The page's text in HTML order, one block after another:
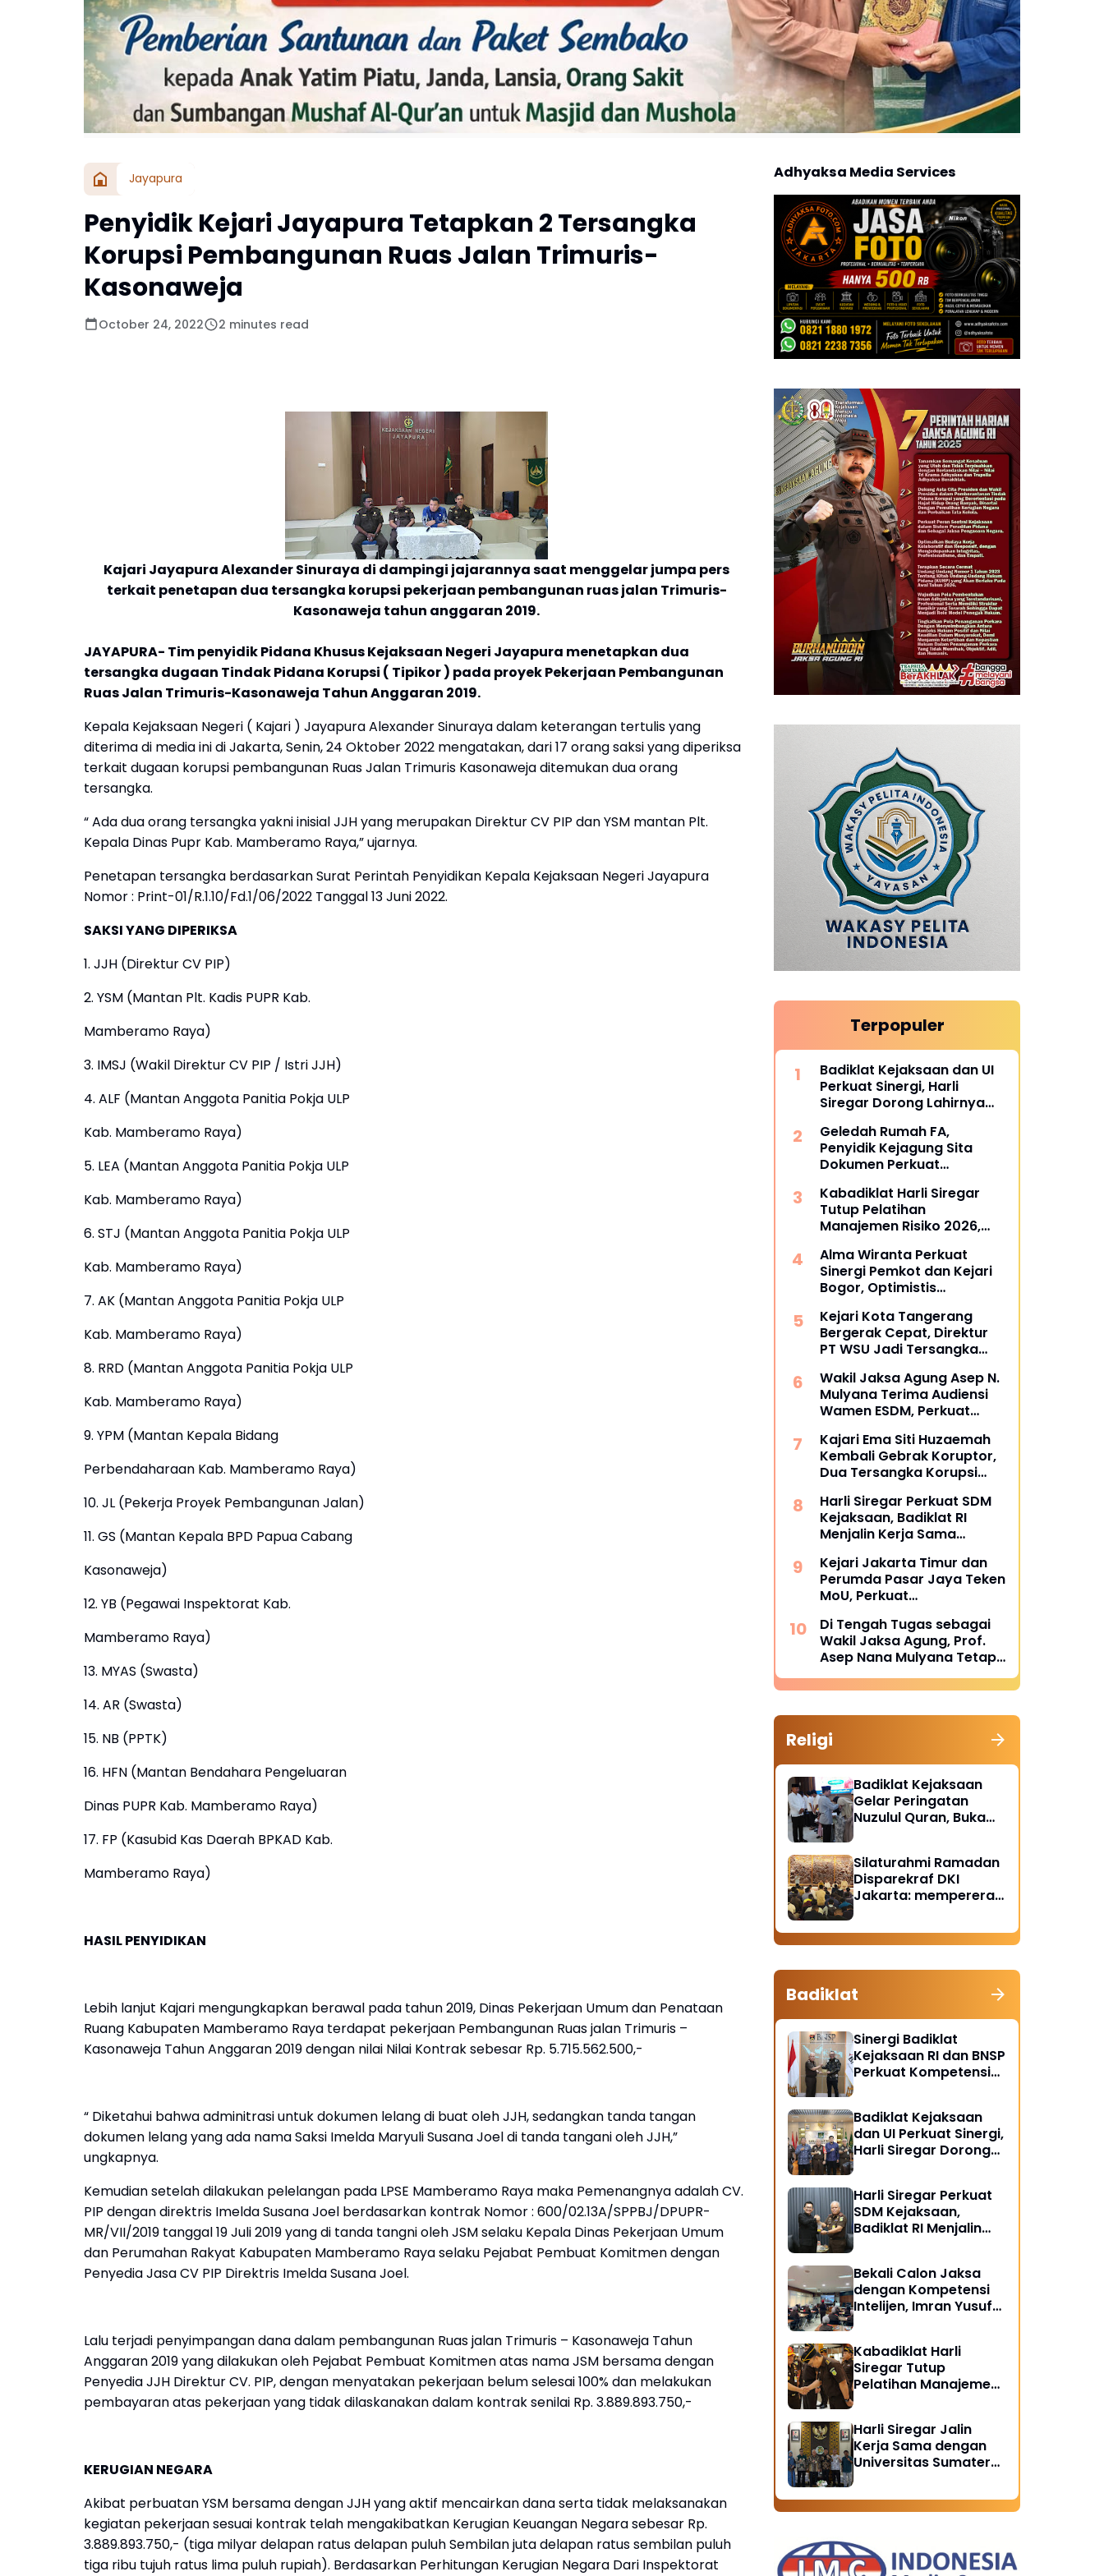
Jayapura
Penyidik Kejari Jayapura Tetapkan 2 Tersangka
Korupsi Pembangunan Ruas Jalan Trimuris-
Kasonaweja
October 24, 2022 2 minutes read
Kajari Jayapura Alexander Sinuraya di dampingi jajarannya saat menggelar jumpa pers
terkait penetapan dua tersangka korupsi pekerjaan pembangunan ruas jalan Trimuris-
Kasonaweja tahun anggaran 2019.
JAYAPURA- Tim penyidik Pidana Khusus Kejaksaan Negeri Jayapura menetapkan dua
tersangka dugaan Tindak Pidana Korupsi ( Tipikor ) pada proyek Pekerjaan Pembangunan
Ruas Jalan Trimuris-Kasonaweja Tahun Anggaran 2019.
Kepala Kejaksaan Negeri ( Kajari ) Jayapura Alexander Sinuraya dalam keterangan tertulis yang
diterima di media ini di Jakarta, Senin, 24 Oktober 2022 mengatakan, dari 17 orang saksi yang diperiksa
terkait dugaan korupsi pembangunan Ruas Jalan Trimuris Kasonaweja ditemukan dua orang
tersangka.
“ Ada dua orang tersangka yakni inisial JJH yang merupakan Direktur CV PIP dan YSM mantan Plt.
Kepala Dinas Pupr Kab. Mamberamo Raya,” ujarnya.
Penetapan tersangka berdasarkan Surat Perintah Penyidikan Kepala Kejaksaan Negeri Jayapura
Nomor : Print-01/R.1.10/Fd.1/06/2022 Tanggal 13 Juni 2022.
SAKSI YANG DIPERIKSA
1. JJH (Direktur CV PIP)
2. YSM (Mantan Plt. Kadis PUPR Kab.
Mamberamo Raya)
3. IMSJ (Wakil Direktur CV PIP / Istri JJH)
4. ALF (Mantan Anggota Panitia Pokja ULP
Kab. Mamberamo Raya)
5. LEA (Mantan Anggota Panitia Pokja ULP
Kab. Mamberamo Raya)
6. STJ (Mantan Anggota Panitia Pokja ULP
Kab. Mamberamo Raya)
7. AK (Mantan Anggota Panitia Pokja ULP
Kab. Mamberamo Raya)
8. RRD (Mantan Anggota Panitia Pokja ULP
Kab. Mamberamo Raya)
9. YPM (Mantan Kepala Bidang
Perbendaharaan Kab. Mamberamo Raya)
10. JL (Pekerja Proyek Pembangunan Jalan)
11. GS (Mantan Kepala BPD Papua Cabang
Kasonaweja)
12. YB (Pegawai Inspektorat Kab.
Mamberamo Raya)
13. MYAS (Swasta)
14. AR (Swasta)
15. NB (PPTK)
16. HFN (Mantan Bendahara Pengeluaran
Dinas PUPR Kab. Mamberamo Raya)
17. FP (Kasubid Kas Daerah BPKAD Kab.
Mamberamo Raya)
HASIL PENYIDIKAN
Lebih lanjut Kajari mengungkapkan berawal pada tahun 2019, Dinas Pekerjaan Umum dan Penataan
Ruang Kabupaten Mamberamo Raya terdapat pekerjaan Pembangunan Ruas jalan Trimuris –
Kasonaweja Tahun Anggaran 2019 dengan nilai Nilai Kontrak sebesar Rp. 5.715.562.500,-
“ Diketahui bahwa adminitrasi untuk dokumen lelang di buat oleh JJH, sedangkan tanda tangan
dokumen lelang yang ada nama Saksi Imelda Maryuli Susana Joel di tanda tangani oleh JJH,”
ungkapnya.
Kemudian setelah dilakukan pelelangan pada LPSE Mamberamo Raya maka Pemenangnya adalah CV.
PIP dengan direktris Imelda Susana Joel berdasarkan kontrak Nomor : 600/02.13A/SPPBJ/DPUPR-
MR/VII/2019 tanggal 19 Juli 2019 yang di tanda tangni oleh JSM selaku Kepala Dinas Pekerjaan Umum
dan Perumahan Rakyat Kabupaten Mamberamo Raya selaku Pejabat Pembuat Komitmen dengan
Penyedia Jasa CV PIP Direktris Imelda Susana Joel.
Lalu terjadi penyimpangan dana dalam pembangunan Ruas jalan Trimuris – Kasonaweja Tahun
Anggaran 2019 yang dilakukan oleh Pejabat Pembuat Komitmen atas nama JSM bersama dengan
Penyedia JJH Direktur CV. PIP, dengan menyatakan pekerjaan belum selesai 100% dan melakukan
pembayaran atas pekerjaan yang tidak dilaskanakan dalam kontrak senilai Rp. 3.889.893.750,-
KERUGIAN NEGARA
Akibat perbuatan YSM bersama dengan JJH yang aktif mencairkan dana serta tidak melaksanakan
kegiatan pekerjaan sesuai kontrak telah mengakibatkan Kerugian Keuangan Negarasebesar Rp.
3.889.893.750,- (tiga milyar delapan ratus delapan puluh Sembilan juta delapan ratus sembilan puluh
tiga ribu tujuh ratus lima puluh rupiah). Berdasarkan Perhitungan Kerugian Negara Dari Inspektorat
Adhyaksa Media Services
Terpopuler
Badiklat Kejaksaan dan UI
Perkuat Sinergi, Harli
Siregar Dorong Lahirnya
Kejaksaan
Geledah Rumah FA,
Penyidik Kejagung Sita
Dokumen Perkuat
Kabadiklat Harli Siregar
Tutup Pelatihan
Manajemen Risiko 2026,
Agen Perubahan di Seluruh
Satker Kejaksaan
Alma Wiranta Perkuat
Sinergi Pemkot dan Kejari
Bogor, Optimistis
Perdata Tanpa Rugikan
Daerah
Kejari Kota Tangerang
Bergerak Cepat, Direktur
PT WSU Jadi Tersangka
Operasional Boeing 737-
300
Wakil Jaksa Agung Asep N.
Mulyana Terima Audiensi
Wamen ESDM, Perkuat
Sektor Energi Nasional
Kajari Ema Siti Huzaemah
Kembali Gebrak Koruptor,
Dua Tersangka Korupsi
Langsung Dijebloskan ke
Penjara
Harli Siregar Perkuat SDM
Kejaksaan, Badiklat RI
Menjalin Kerja Sama
Kejari Jakarta Timur dan
Perumda Pasar Jaya Teken
MoU, Perkuat
untuk Cegah Sengketa
Di Tengah Tugas sebagai
Wakil Jaksa Agung, Prof.
Asep Nana Mulyana Tetap
Mengabdi di Dunia
Akademik sebagai Penguji
Religi
Badiklat Kejaksaan
Gelar Peringatan
Nuzulul Quran, Buka
Piatu
Silaturahmi Ramadan
Disparekraf DKI
Jakarta: mempererat
soliditas
Badiklat
Sinergi Badiklat
Kejaksaan RI dan BNSP
Perkuat Kompetensi
Badiklat Kejaksaan
dan UI Perkuat Sinergi,
Harli Siregar Dorong
Harli Siregar Perkuat
SDM Kejaksaan,
Badiklat RI Menjalin
Bekali Calon Jaksa
dengan Kompetensi
Intelijen, Imran Yusuf
Penegakan Hukum
Kabadiklat Harli
Siregar Tutup
Pelatihan Manajemen
Jadi Agen Perubahan
di Seluruh Satker
Kejaksaan
Harli Siregar Jalin
Kerja Sama dengan
Universitas Sumatera
Brawijaya, dan
Universitas
Peluang Pegawai
Kejaksaan RI Tempuh